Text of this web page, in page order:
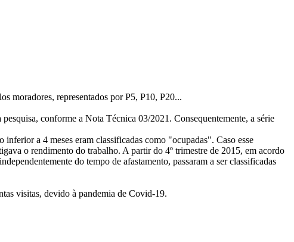
moradores, representados por P5, P10, P20...
conforme a Nota Técnica 03/2021. Consequentemente, a série
inferior a 4 meses eram classificadas como "ocupadas". Caso esse
o rendimento do trabalho. A partir do 4º trimestre de 2015, em acordo
do tempo de afastamento, passaram a ser classificadas
visitas, devido à pandemia de Covid-19.